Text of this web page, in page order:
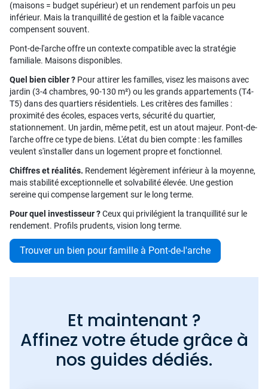
(maisons = budget supérieur) et un rendement parfois un peu
inférieur. Mais la tranquillité de gestion et la faible vacance
compensent souvent.
Pont-de-l'arche offre un contexte compatible avec la stratégie
familiale. Maisons disponibles.
Quel bien cibler ? Pour attirer les familles, visez les maisons avec
jardin (3-4 chambres, 90-130 m²) ou les grands appartements (T4-
T5) dans des quartiers résidentiels. Les critères des familles :
proximité des écoles, espaces verts, sécurité du quartier,
stationnement. Un jardin, même petit, est un atout majeur. Pont-de-
l'arche offre ce type de biens. L'état du bien compte : les familles
veulent s'installer dans un logement propre et fonctionnel.
Chiffres et réalités. Rendement légèrement inférieur à la moyenne,
mais stabilité exceptionnelle et solvabilité élevée. Une gestion
sereine qui compense largement sur le long terme.
Pour quel investisseur ?Ceux qui privilégient la tranquillité sur le
rendement. Profils prudents, vision long terme.
Trouver un bien pour famille à Pont-de-l'arche
Et maintenant ?
Affinez votre étude grâce à
nos guides dédiés.